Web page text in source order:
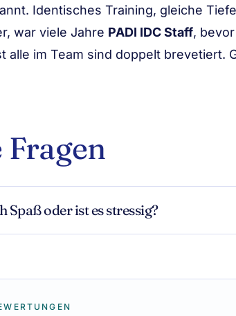
Identisches Training, gleiche
war viele Jahre PADI IDC Staff,
alle im Team sind doppelt brevetiert.
oder ist es stressig?